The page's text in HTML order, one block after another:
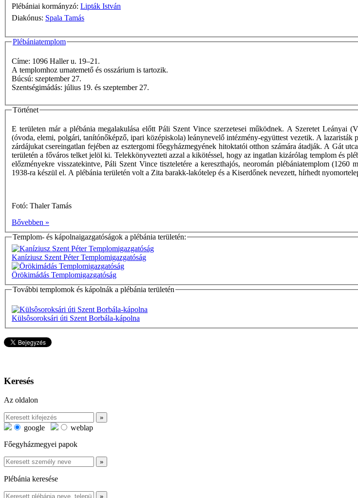
Plébániai kormányzó: Lipták István
Diakónus: Spala Tamás
Plébániatemplom
Címe: 1096 Haller u. 19–21.
A templomhoz urnatemető és osszárium is tartozik.
Búcsú: szeptember 27.
Szentségimádás: július 19. és szeptember 27.
Történet
E területen már a plébánia megalakulása előtt Páli Szent Vince szerzetesei működnek. A Szeretet Leányai
(óvoda, elemi, polgári, tanítónőképző, ipari középiskola) leánynevelő intézmény-együttest vezetik. A lazaristák
zárdájukat csereingatlan fejében az esztergomi főegyházmegyének hitoktatói otthon számára átadják. A Gát
területén a főváros telket jelöl ki. Telekkönyvezteti azzal a kikötéssel, hogy az ingatlan kizárólag templom és
előzményekre visszatekintve, Páli Szent Vince tiszteletére a kereszthajós, neoromán plébániatemplom
1938-ra készül el. A plébánia területén volt a Zita barakk-lakótelep és a Kiserdőnek nevezett, hírhedt
Fotó: Thaler Tamás
Bővebben »
Templom- és kápolnaigazgatóságok a plébánia területén:
Kaníziusz Szent Péter Templomigazgatóság
Örökimádás Templomigazgatóság
További templomok és kápolnák a plébánia területén
Külsôsoroksári úti Szent Borbála-kápolna
Keresés
Az oldalon
google
weblap
Főegyházmegyei papok
Plébánia keresése